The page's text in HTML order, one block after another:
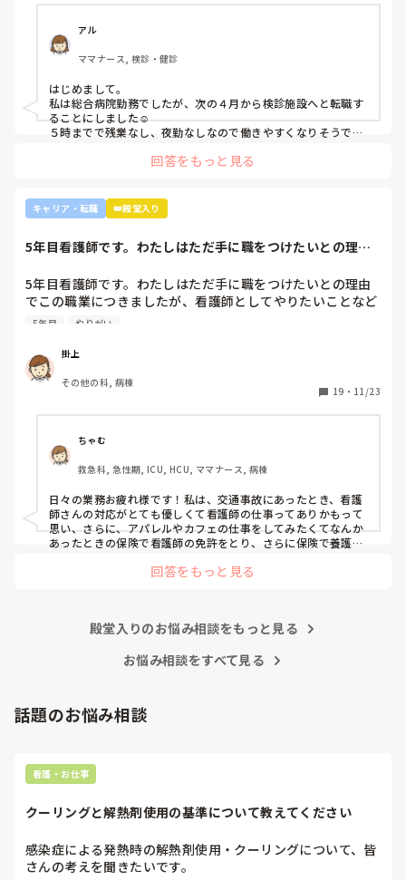
アル
ママナース, 検診・健診
はじめまして。
私は総合病院勤務でしたが、次の４月から検診施設へと転職す
ることにしました☺️
５時までで残業なし、夜勤なしなので働きやすくなりそうです
回答をもっと見る
キャリア・転職 👑殿堂入り
5年目看護師です。わたしはただ手に職をつけたいとの理由
5年目看護師です。わたしはただ手に職をつけたいとの理由
でこの職業につきましたが、看護師としてやりたいことなど
あまり考えたことがなく、ただ言われたことをやっているよ
続けてしまっています。
みなさんはどういったきっかけで看護師を目指したり、今の
科についていたりしますか？
笑
5年目 やりがい
掛上
その他の科, 病棟
19 ・ 11/23
ちゃむ
救急科, 急性期, ICU, HCU, ママナース, 病棟
日々の業務お疲れ様です！私は、交通事故にあったとき、看護
師さんの対応がとても優しくて看護師の仕事ってありかもって
思い、さらに、アパレルやカフェの仕事をしてみたくてなんか
あったときの保険で看護師の免許をとり、さらに保険で養護教
回答をもっと見る
殿堂入りのお悩み相談をもっと見る
お悩み相談をすべて見る
話題のお悩み相談
看護・お仕事
クーリングと解熱剤使用の基準について教えてください
感染症による発熱時の解熱剤使用・クーリングについて、皆
さんの考えを聞きたいです。